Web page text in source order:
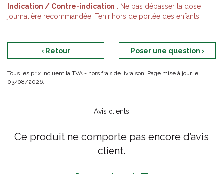
Indication / Contre-indication : Ne pas dépasser la dose
journalière recommandée, Tenir hors de portée des enfants
‹ Retour Poser une question ›
Tous les prix incluent la TVA - hors frais de livraison. Page mise à jour le
03/08/2026.
Avis clients
Ce produit ne comporte pas encore d’avis
client.